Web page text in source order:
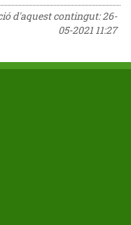
d'aquest contingut:26-
05-2021 11:27